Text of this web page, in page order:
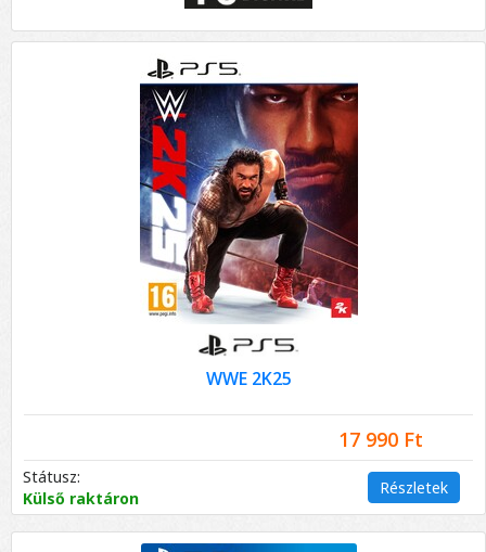
WWE 2K25
17 990 Ft
Státusz:
Külső raktáron
Részletek